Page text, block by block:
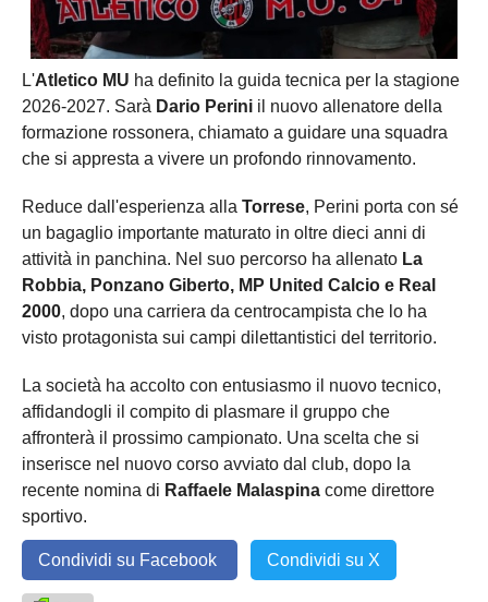
L'Atletico MU ha definito la guida tecnica per la stagione
2026-2027. Sarà Dario Perini il nuovo allenatore della
formazione rossonera, chiamato a guidare una squadra
che si appresta a vivere un profondo rinnovamento.
Reduce dall'esperienza alla Torrese, Perini porta con sé
un bagaglio importante maturato in oltre dieci anni di
attività in panchina. Nel suo percorso ha allenato La
Robbia, Ponzano Giberto, MP United Calcio e Real
2000, dopo una carriera da centrocampista che lo ha
visto protagonista sui campi dilettantistici del territorio.
La società ha accolto con entusiasmo il nuovo tecnico,
affidandogli il compito di plasmare il gruppo che
affronterà il prossimo campionato. Una scelta che si
inserisce nel nuovo corso avviato dal club, dopo la
recente nomina di Raffaele Malaspina come direttore
sportivo.
Condividi su Facebook Condividi su X